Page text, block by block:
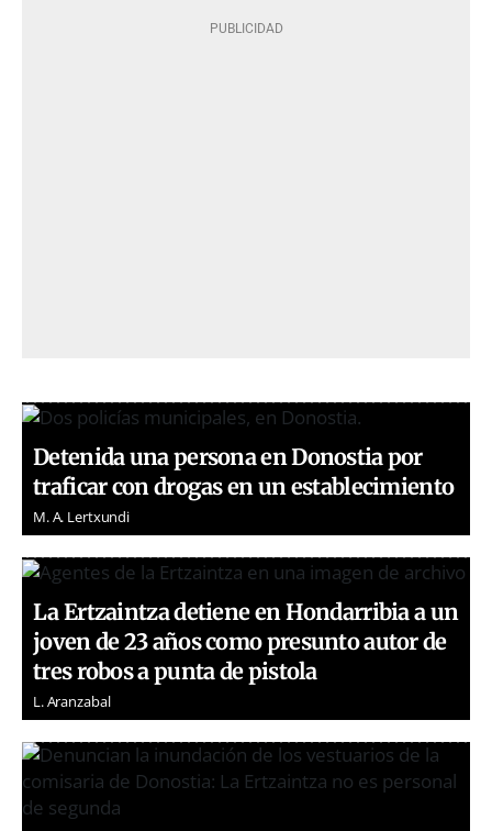
Detenida una persona en Donostia por
traficar con drogas en un establecimiento
M. A. Lertxundi
La Ertzaintza detiene en Hondarribia a un
joven de 23 años como presunto autor de
tres robos a punta de pistola
L. Aranzabal